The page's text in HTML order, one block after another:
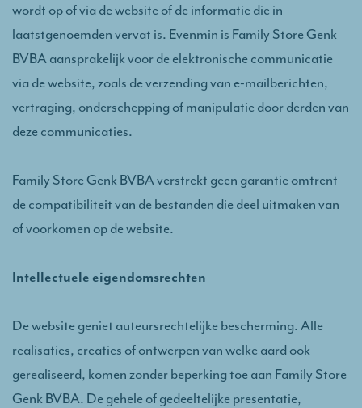
wordt op of via de website of de informatie die in
laatstgenoemden vervat is. Evenmin is Family Store Genk
BVBA aansprakelijk voor de elektronische communicatie
via de website, zoals de verzending van e-mailberichten,
vertraging, onderschepping of manipulatie door derden van
deze communicaties.
Family Store Genk BVBA verstrekt geen garantie omtrent
de compatibiliteit van de bestanden die deel uitmaken van
of voorkomen op de website.
Intellectuele eigendomsrechten
De website geniet auteursrechtelijke bescherming. Alle
realisaties, creaties of ontwerpen van welke aard ook
gerealiseerd, komen zonder beperking toe aan Family Store
Genk BVBA. De gehele of gedeeltelijke presentatie,